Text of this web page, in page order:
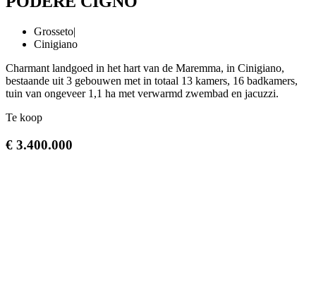
Grosseto|
Cinigiano
Charmant landgoed in het hart van de Maremma, in Cinigiano,
bestaande uit 3 gebouwen met in totaal 13 kamers, 16 badkamers,
tuin van ongeveer 1,1 ha met verwarmd zwembad en jacuzzi.
Te koop
€ 3.400.000